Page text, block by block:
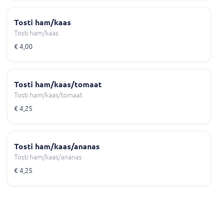
Tosti ham/kaas
Tosti ham/kaas
€ 4,00
Tosti ham/kaas/tomaat
Tosti ham/kaas/tomaat
€ 4,25
Tosti ham/kaas/ananas
Tosti ham/kaas/ananas
€ 4,25